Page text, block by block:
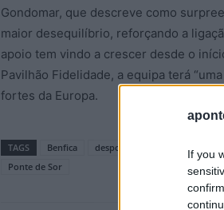
If you
Gondomar, que descreve como
maior desequilíbrio, reforçando a
apoio tem vindo a crescer desde o
Pavilhão Fidelidade, a equipa terá
fortes da Europa.
TAGS Benfica desporto
Ponte de Sor